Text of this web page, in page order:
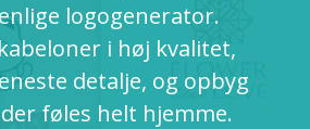
logogenerator.
i høj kvalitet,
detalje, og opbyg
føles helt hjemme.